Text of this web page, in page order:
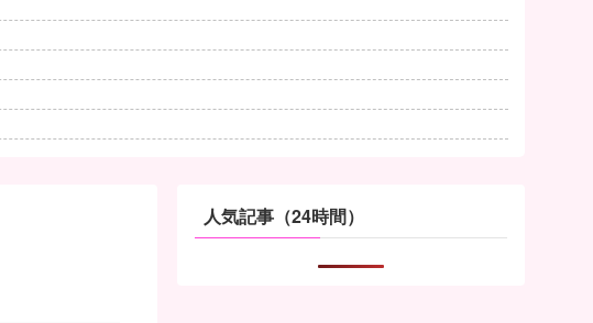
人気記事（24時間）